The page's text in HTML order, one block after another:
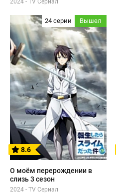
2024 - TV Сериал
24 серии Вышел
8.6
О моём перерождении в
слизь 3 сезон
2024 - TV Сериал